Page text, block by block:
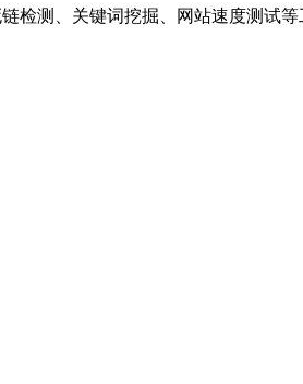
测、关键词挖掘、网站速度测试等